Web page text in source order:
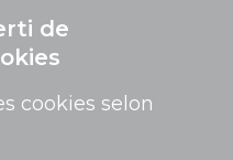
de
cookies selon